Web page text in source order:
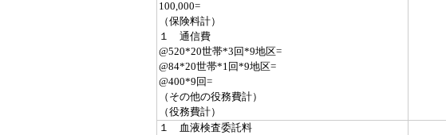
100,000=
（保険料計）
１ 通信費
@520*20世帯*3回*9地区=
@84*20世帯*1回*9地区=
@400*9回=
（その他の役務費計）
（役務費計）
１ 血液検査委託料